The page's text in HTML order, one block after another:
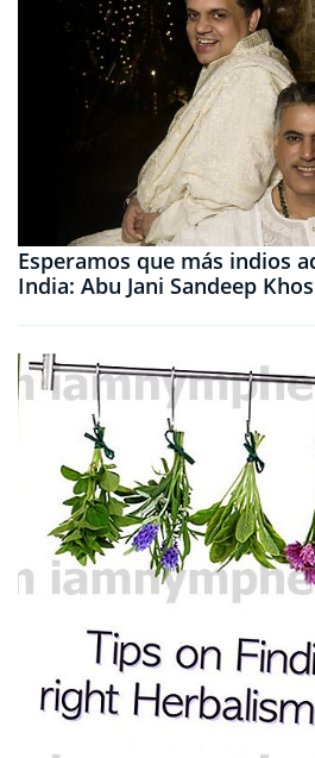
Esperamos que más indios
India: Abu Jani Sandeep